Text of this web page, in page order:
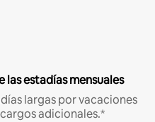
las estadías mensuales
largas por vacaciones
adicionales.*